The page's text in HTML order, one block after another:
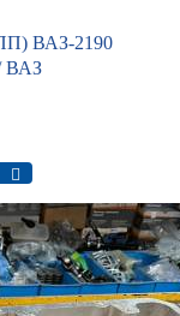
ВАЗ-2190
ВАЗ